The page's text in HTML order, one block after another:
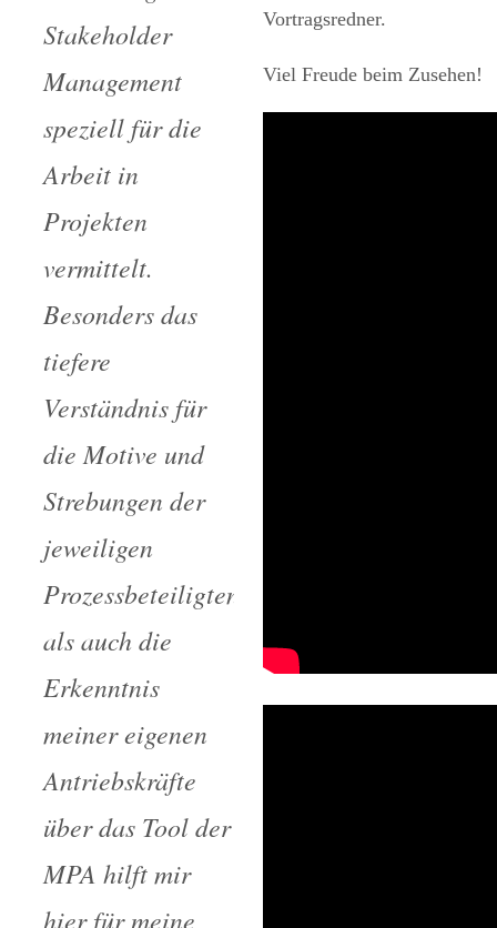
Stakeholder
Management
speziell für die
Arbeit in
Projekten
vermittelt.
Besonders das
tiefere
Verständnis für
die Motive und
Strebungen der
jeweiligen
Prozessbeteiligten
als auch die
Erkenntnis
meiner eigenen
Antriebskräfte
über das Tool der
MPA hilft mir
hier für meine
Vortragsredner.
Viel Freude beim Zusehen!